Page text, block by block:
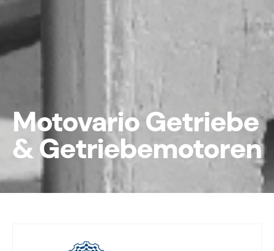
Motovario Getriebe
& Getriebemotoren